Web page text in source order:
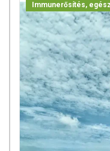
TOVÁBBI
Tárolás:Száraz, hűvös
Az oldalunkon lévő
hogy naprakészek
hogy ennek ellenére a
termékfotókat, tápérték-,
tájékoztató jellegűek, a
természetéből
Immunerősítés,